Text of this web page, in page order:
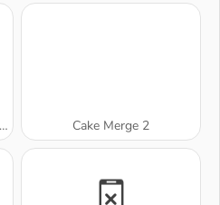
Cake Merge 2